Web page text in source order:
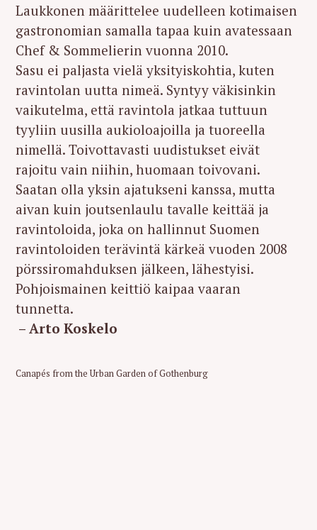
Laukkonen määrittelee uudelleen kotimaisen
gastronomian samalla tapaa kuin avatessaan
Chef & Sommelierin vuonna 2010.
Sasu ei paljasta vielä yksityiskohtia, kuten
ravintolan uutta nimeä. Syntyy väkisinkin
vaikutelma, että ravintola jatkaa tuttuun
tyyliin uusilla aukioloajoilla ja tuoreella
nimellä. Toivottavasti uudistukset eivät
rajoitu vain niihin, huomaan toivovani.
Saatan olla yksin ajatukseni kanssa, mutta
aivan kuin joutsenlaulu tavalle keittää ja
ravintoloida, joka on hallinnut Suomen
ravintoloiden terävintä kärkeä vuoden 2008
pörssiromahduksen jälkeen, lähestyisi.
Pohjoismainen keittiö kaipaa vaaran
tunnetta.
– Arto Koskelo
Canapés from the Urban Garden of Gothenburg